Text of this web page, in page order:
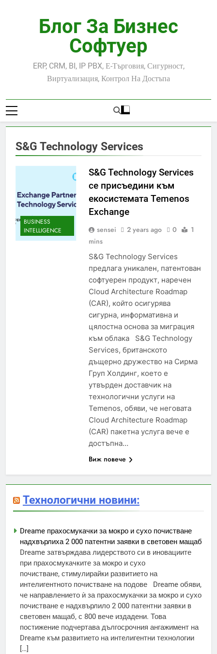
Блог За Бизнес
Софтуер
ERP, CRM, BI, IP PBX, Е-Търговия, Сигурност,
Виртуализация, Контрол На Достъпа
S&G Technology Services
BUSINESS
INTELLIGENCE
S&G Technology Services
се присъедини към
екосистемата Temenos
Exchange
sensei 2 years ago 0
1
mins
S&G Technology Services
предлага уникален, патентован
софтуерен продукт, наречен
Cloud Architecture Roadmap
(CAR), който осигурява
сигурна, информативна и
цялостна основа за миграция
към облака S&G Technology
Services, британското
дъщерно дружество на Сирма
Груп Холдинг, което е
утвърден доставчик на
технологични услуги на
Temenos, обяви, че неговата
Cloud Architecture Roadmap
(CAR) пакетна услуга вече е
достъпна…
Виж повече
Технологични новини:
Dreame прахосмукачки за мокро и сухо почистване
надхвърлиха 2 000 патентни заявки в световен мащаб
Dreame затвърждава лидерството си в иновациите
при прахосмукачките за мокро и сухо
почистване, стимулирайки развитието на
интелигентното почистване на подове Dreame обяви,
че направлението ѝ за прахосмукачки за мокро и сухо
почистване е надхвърлило 2 000 патентни заявки в
световен мащаб, с 800 вече издадени. Това
постижение подчертава дългосрочния ангажимент на
Dreame към развитието на интелигентни технологии
[…]